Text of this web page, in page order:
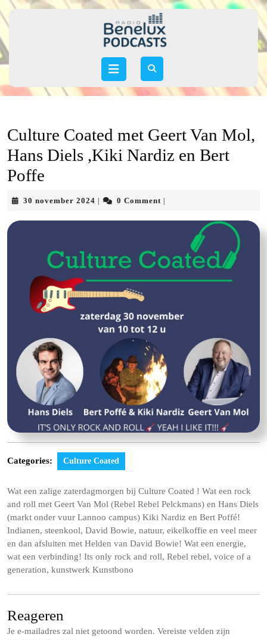
Skip
to
Open
Culture Coated met Geert Van Mol,
Hans Diels ,Kiki Nardiz en Bert
Poffe
30 november 2024 30
2024
0 Comment
Categories: Culture Coated
Wat een zalige zaterdagmorgen bij Culture Coated ! Wat een rock
and roll met Geert Van Mol (Rebel Rebel Pelckmans) en Hans Diels
(markt onder vuur Lannoo campus) Kiki Nardiz en Bert Poffé!
Indianen, steenkool, David Bowie, natuur, eikelkoffie en veel meer
en dan afsluiten met Helden van David Bowie! Wat een energie,
wat een verbinding! Its only rock and roll, Rebel rebel, voice of a
generation, kunstwerk Kunstbono
Reageren
Je e-mailadres zal niet getoond worden. Vereiste velden zijn